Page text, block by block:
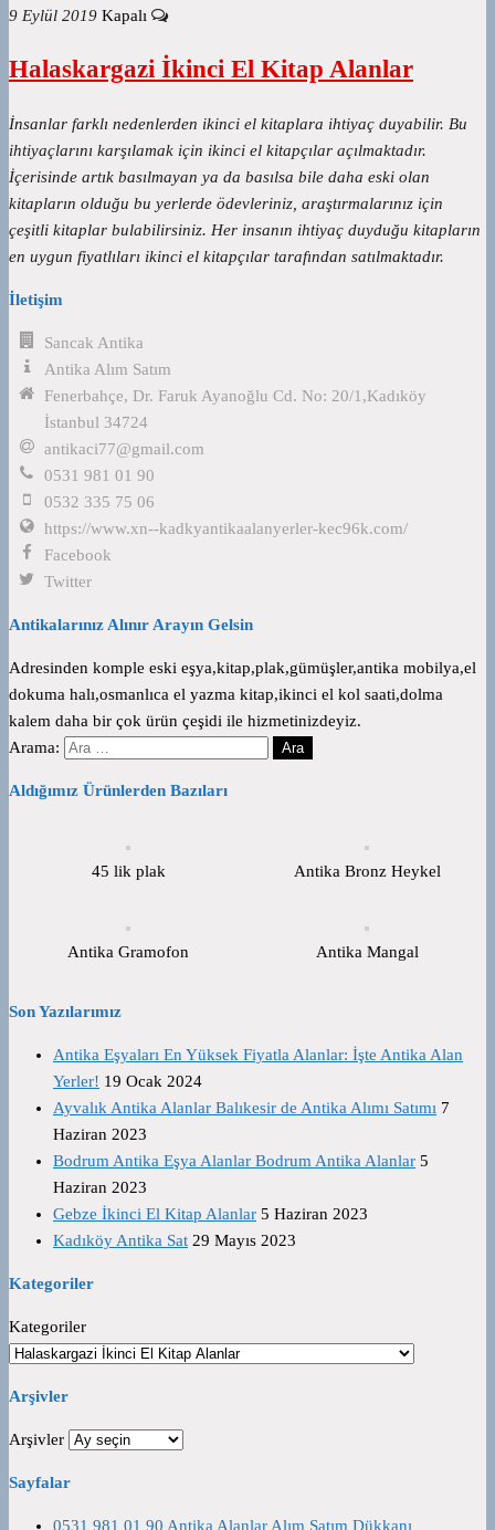
9 Eylül 2019 Kapalı
Halaskargazi İkinci El Kitap Alanlar
İnsanlar farklı nedenlerden ikinci el kitaplara ihtiyaç duyabilir. Bu
ihtiyaçlarını karşılamak için ikinci el kitapçılar açılmaktadır.
İçerisinde artık basılmayan ya da basılsa bile daha eski olan
kitapların olduğu bu yerlerde ödevleriniz, araştırmalarınız için
çeşitli kitaplar bulabilirsiniz. Her insanın ihtiyaç duyduğu kitapların
en uygun fiyatlıları ikinci el kitapçılar tarafından satılmaktadır.
İletişim
Sancak Antika
Antika Alım Satım
Fenerbahçe, Dr. Faruk Ayanoğlu Cd. No: 20/1,Kadıköy
İstanbul 34724
antikaci77@gmail.com
0531 981 01 90
0532 335 75 06
https://www.xn--kadkyantikaalanyerler-kec96k.com/
Facebook
Twitter
Antikalarınız Alınır Arayın Gelsin
Adresinden komple eski eşya,kitap,plak,gümüşler,antika mobilya,el
dokuma halı,osmanlıca el yazma kitap,ikinci el kol saati,dolma
kalem daha bir çok ürün çeşidi ile hizmetinizdeyiz.
Arama:
Aldığımız Ürünlerden Bazıları
45 lik plak Antika Bronz Heykel
Antika Gramofon Antika Mangal
Son Yazılarımız
Antika Eşyaları En Yüksek Fiyatla Alanlar: İşte Antika Alan
Yerler! 19 Ocak 2024
Ayvalık Antika Alanlar Balıkesir de Antika Alımı Satımı 7
Haziran 2023
Bodrum Antika Eşya Alanlar Bodrum Antika Alanlar 5
Haziran 2023
Gebze İkinci El Kitap Alanlar 5 Haziran 2023
Kadıköy Antika Sat 29 Mayıs 2023
Kategoriler
Kategoriler
Arşivler
Arşivler
Sayfalar
0531 981 01 90 Antika Alanlar Alım Satım Dükkanı